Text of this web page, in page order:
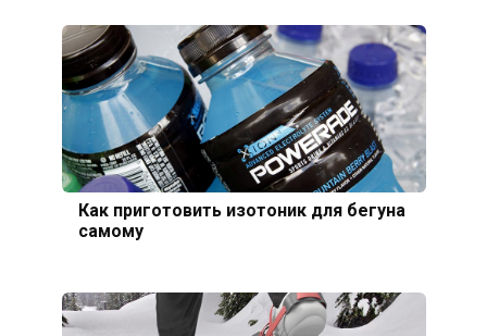
Как приготовить изотоник для бегуна
самому